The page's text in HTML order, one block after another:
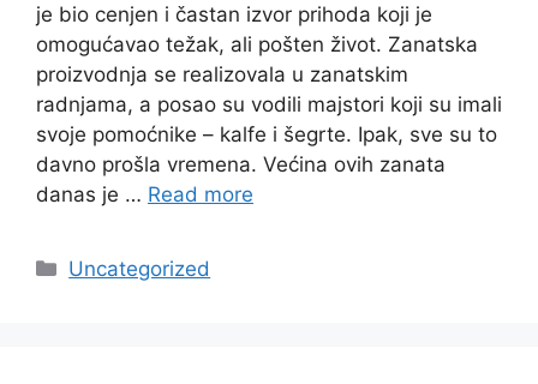
je bio cenjen i častan izvor prihoda koji je
omogućavao težak, ali pošten život. Zanatska
proizvodnja se realizovala u zanatskim
radnjama, a posao su vodili majstori koji su imali
svoje pomoćnike – kalfe i šegrte. Ipak, sve su to
davno prošla vremena. Većina ovih zanata
danas je … Read more
Categories
Uncategorized